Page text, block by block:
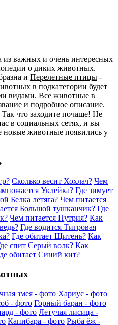
из важных и очень интересных
о диких животных.
и Перелетные птицы -
в подкатегории будет
видами. Все животные в
и подробное описание.
что заходите почаще! Не
в социальных сетях, и вы
новые животные появились у
Сколько весит Хохлач? Чем
Уклейка? Где зимует
Белка летяга? Чем питается
Большой тушканчик? Где
Чем питается Нутрия? Как
Где водится Тигровая
Где обитает Щитень? Как
спит Серый волк? Как
обитает Синий кит?
змея - фото Хариус - фото
- фото Горный баран - фото
- фото Летучая лисица -
Капибара - фото Рыба ёж -